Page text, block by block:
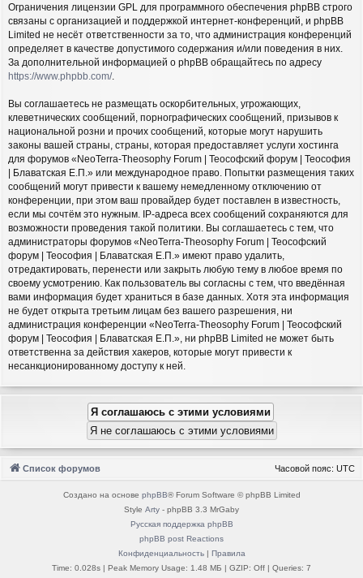
Ограничения лицензии GPL для программного обеспечения phpBB строго
связаны с организацией и поддержкой интернет-конференций, и phpBB
Limited не несёт ответственности за то, что администрация конференций
определяет в качестве допустимого содержания и/или поведения в них.
За дополнительной информацией о phpBB обращайтесь по адресу
https://www.phpbb.com/.
Вы соглашаетесь не размещать оскорбительных, угрожающих,
клеветнических сообщений, порнографических сообщений, призывов к
национальной розни и прочих сообщений, которые могут нарушить
законы вашей страны, страны, которая предоставляет услуги хостинга
для форумов «NeoTerra-Theosophy Forum | Теософский форум | Теософия
| Блаватская Е.П.» или международное право. Попытки размещения таких
сообщений могут привести к вашему немедленному отключению от
конференции, при этом ваш провайдер будет поставлен в известность,
если мы сочтём это нужным. IP-адреса всех сообщений сохраняются для
возможности проведения такой политики. Вы соглашаетесь с тем, что
администраторы форумов «NeoTerra-Theosophy Forum | Теософский
форум | Теософия | Блаватская Е.П.» имеют право удалить,
отредактировать, перенести или закрыть любую тему в любое время по
своему усмотрению. Как пользователь вы согласны с тем, что введённая
вами информация будет храниться в базе данных. Хотя эта информация
не будет открыта третьим лицам без вашего разрешения, ни
администрация конференции «NeoTerra-Theosophy Forum | Теософский
форум | Теософия | Блаватская Е.П.», ни phpBB Limited не может быть
ответственна за действия хакеров, которые могут привести к
несанкционированному доступу к ней.
Список форумов Часовой пояс: UTC
Создано на основе phpBB® Forum Software © phpBB Limited
Style Arty - phpBB 3.3 MrGaby
Русская поддержка phpBB
phpBB post Reactions
Конфиденциальность| Правила
Time: 0.028s | Peak Memory Usage: 1.48 МБ | GZIP: Off | Queries: 7